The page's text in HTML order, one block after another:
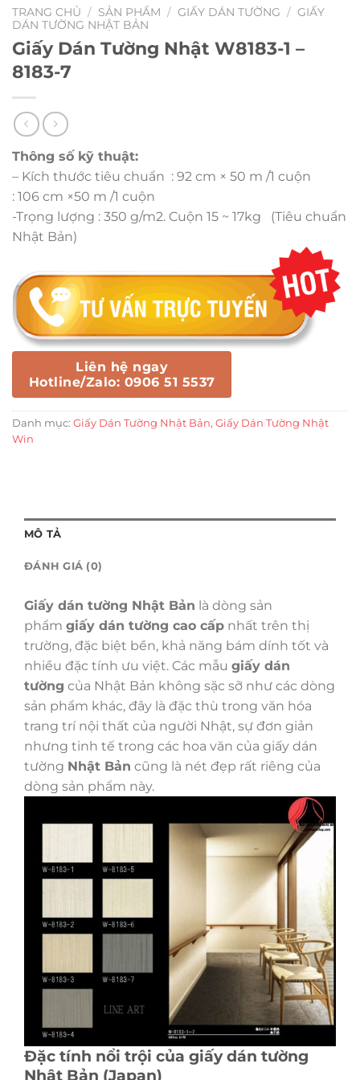
TRANG CHỦ / SẢN PHẨM / GIẤY DÁN TƯỜNG / GIẤY
DÁN TƯỜNG NHẬT BẢN
Giấy Dán Tường Nhật W8183-1 –
8183-7
Thông số kỹ thuật:
– Kích thước tiêu chuẩn : 92 cm × 50 m /1 cuộn
: 106 cm ×50 m /1 cuộn
-Trọng lượng : 350 g/m2. Cuộn 15 ~ 17kg (Tiêu chuẩn
Nhật Bản)
Liên hệ ngay
Hotline/Zalo: 0906 51 5537
Danh mục: Giấy Dán Tường Nhật Bản, Giấy Dán Tường Nhật
Win
MÔ TẢ
ĐÁNH GIÁ (0)
Giấy dán tường Nhật Bản là dòng sản
phẩm giấy dán tường cao cấp nhất trên thị
trường, đặc biệt bền, khả năng bám dính tốt và
nhiều đặc tính ưu việt. Các mẫu giấy dán
tường của Nhật Bản không sặc sỡ như các dòng
sản phẩm khác, đây là đặc thù trong văn hóa
trang trí nội thất của người Nhật, sự đơn giản
nhưng tinh tế trong các hoa văn của giấy dán
tường Nhật Bản cũng là nét đẹp rất riêng của
dòng sản phẩm này.
Đặc tính nổi trội của giấy dán tường
Nhật Bản (Japan)